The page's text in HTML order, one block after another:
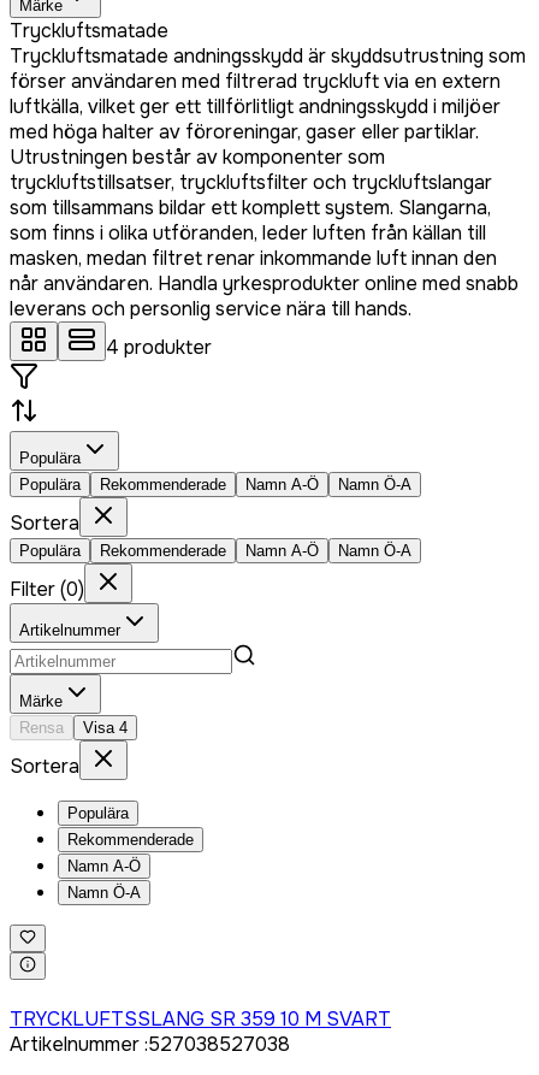
Märke
Tryckluftsmatade
Tryckluftsmatade andningsskydd är skyddsutrustning som
förser användaren med filtrerad tryckluft via en extern
luftkälla, vilket ger ett tillförlitligt andningsskydd i miljöer
med höga halter av föroreningar, gaser eller partiklar.
Utrustningen består av komponenter som
tryckluftstillsatser, tryckluftsfilter och tryckluftslangar
som tillsammans bildar ett komplett system. Slangarna,
som finns i olika utföranden, leder luften från källan till
masken, medan filtret renar inkommande luft innan den
når användaren. Handla yrkesprodukter online med snabb
leverans och personlig service nära till hands.
4 produkter
Populära
Populära
Rekommenderade Namn A-Ö Namn Ö-A
Sortera
Populära Rekommenderade Namn A-Ö Namn Ö-A
Filter(0)
Artikelnummer
Märke
Rensa
Visa 4
Sortera
Populära
Rekommenderade
Namn A-Ö
Namn Ö-A
TRYCKLUFTSSLANG SR 359 10 M SVART
Artikelnummer:527038527038